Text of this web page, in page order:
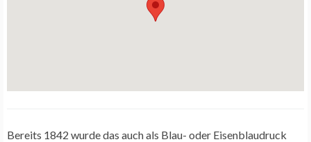
Bereits 1842 wurde das auch als Blau- oder Eisenblaudruck